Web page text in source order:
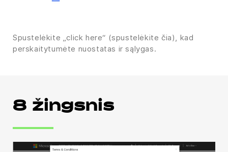
Spustelėkite „click here“ (spustelėkite čia), kad
perskaitytumėte nuostatas ir sąlygas.
8 žingsnis